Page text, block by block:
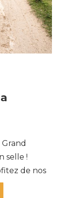
selle !
de nos